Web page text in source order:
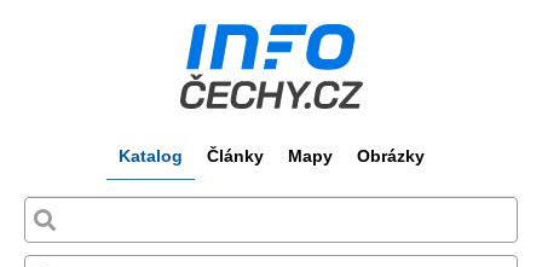
Katalog Články Mapy Obrázky